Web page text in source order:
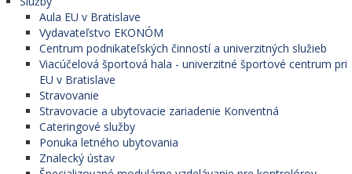
Aula EU v Bratislave
Vydavateľstvo EKONÓM
Centrum podnikateľských činností a univerzitných služieb
Viacúčelová športová hala - univerzitné športové centrum pri
EU v Bratislave
Stravovanie
Stravovacie a ubytovacie zariadenie Konventná
Cateringové služby
Ponuka letného ubytovania
Znalecký ústav